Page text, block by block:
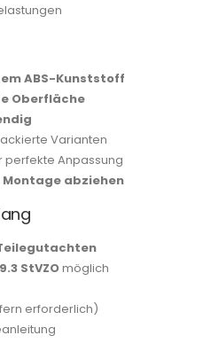
ABS-Kunststoff
Oberfläche
Varianten
perfekte Anpassung
abziehen
StVZOmöglich
erforderlich)